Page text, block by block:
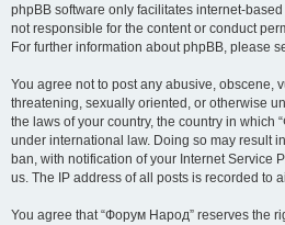
phpBB software only facilitates internet-
not responsible for the content or conduct
For further information about phpBB, please
You agree not to post any abusive, obscene,
threatening, sexually oriented, or otherwise
the laws of your country, the country in which
under international law. Doing so may result
ban, with notification of your Internet Service
us. The IP address of all posts is recorded to
You agree that “Форум Народ” reserves the